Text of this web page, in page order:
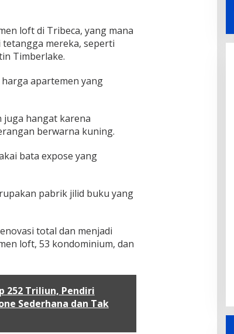
loft di Tribeca, yang mana
tetangga mereka, seperti
Timberlake.
apartemen yang
juga hangat karena
berwarna kuning.
bata expose yang
pabrik jilid buku yang
total dan menjadi
loft, 53 kondominium, dan
252 Triliun, Pendiri
Sederhana dan Tak